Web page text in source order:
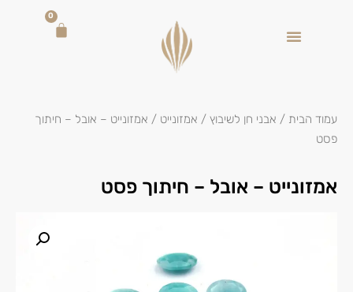
0
עמוד הבית / אבני חן לשיבוץ / אמזונייט / אמזונייט – אובל – חיתוך
פסט
אמזונייט – אובל – חיתוך פסט